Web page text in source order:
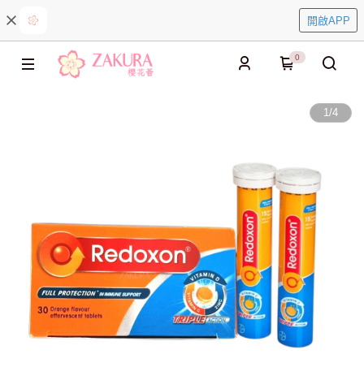
開啟APP
0
1/4